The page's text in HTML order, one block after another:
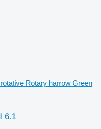
Rotary harrow Green
6.1